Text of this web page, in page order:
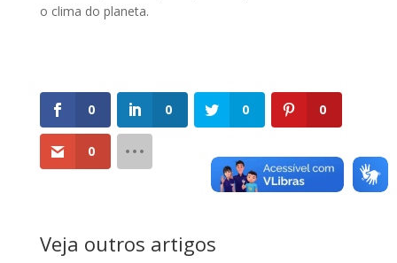
o clima do planeta.
0 0 0 0
0
Veja outros artigos